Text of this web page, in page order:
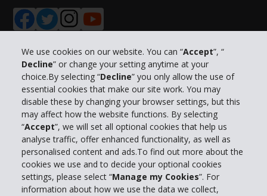
We use cookies on our website. You can “Accept”, “
Decline” or change your setting anytime at your
choice.By selecting “Decline” you only allow the use of
essential cookies that make our site work. You may
disable these by changing your browser settings, but this
may affect how the website functions. By selecting
“Accept”, we will set all optional cookies that help us
analyse traffic, offer enhanced functionality, as well as
personalised content and ads.To find out more about the
cookies we use and to decide your optional cookies
settings, please select “Manage my Cookies”. For
information about how we use the data we collect,
Bedrijfsinformatie
Bedrijf
Klantenservice
Boek bij Hertz